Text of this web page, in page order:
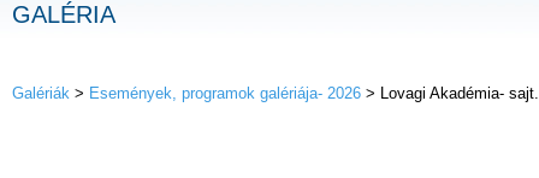
GALÉRIA
Galériák > Események, programok galériája- 2026 > Lovagi Akadémia-